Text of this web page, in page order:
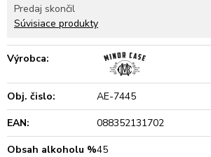
Predaj skončil
Súvisiace produkty
Výrobca:
Obj. čislo:
AE-7445
EAN:
088352131702
Obsah alkoholu %45